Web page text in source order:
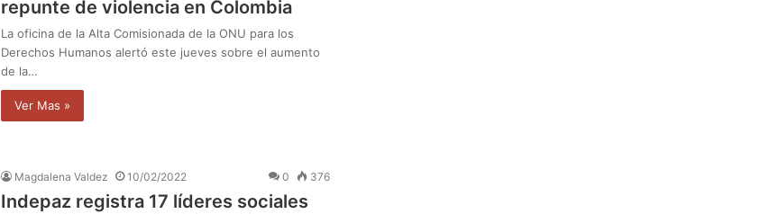
repunte de violencia en Colombia
La oficina de la Alta Comisionada de la ONU para los
Derechos Humanos alertó este jueves sobre el aumento
de la…
Ver Mas »
Magdalena Valdez 10/02/2022 0 376
Indepaz registra 17 líderes sociales